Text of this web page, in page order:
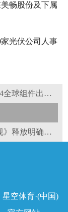
畅股份及下属
光伏公司人事
上一条：乐鱼体育app官方网站-前瞻，2024全球组件出货Top10排行榜透析！
下一条：乐鱼体育app官方网站-光伏《新规》释放明确信号，未来谁家欢喜谁家愁？
星空体育·(中国)